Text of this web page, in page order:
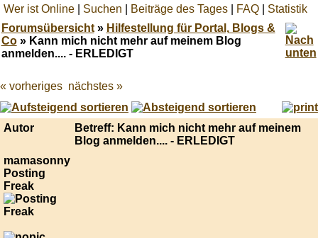
Wer ist Online Suchen Beiträge des Tages FAQ
Statistik
Forumsübersicht» Hilfestellung für Portal, Blogs &
Co» Kann mich nicht mehr auf meinem Blog
anmelden.... - ERLEDIGT
Best
online
live
casino
« vorheriges nächstes »
Autor
Betreff: Kann mich nicht mehr auf meinem
Blog anmelden.... - ERLEDIGT
mamasonny
Posting
Freak